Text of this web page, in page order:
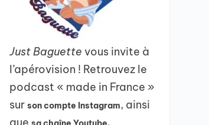
Just Baguettevous invite à
l’apérovision ! Retrouvez le
podcast « made in France »
surson compte Instagram, ainsi